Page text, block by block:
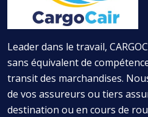
Leader dans le travail,
sans équivalent de
transit des marchandises.
de vos assureurs ou tiers
destination ou en cours de